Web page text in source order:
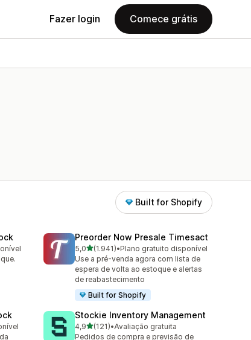
Fazer login Comece grátis
Built for Shopify
Preorder Now Presale Timesact
5,0de 5 estrelas
(1.941)
1941 avaliações ao todo
•Plano gratuito disponível
Use a pré-venda agora com lista de
espera de volta ao estoque e alertas
de reabastecimento
Built for Shopify
Stockie Inventory Management
4,9de 5 estrelas
(121)
121 avaliações ao todo
•Avaliação gratuita
Pedidos de compra e previsão de